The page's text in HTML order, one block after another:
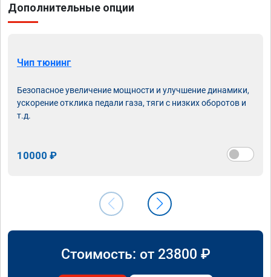
Дополнительные опции
Чип тюнинг
Безопасное увеличение мощности и улучшение динамики,
ускорение отклика педали газа, тяги с низких оборотов и
т.д.
10000 ₽
Стоимость: от 23800 ₽